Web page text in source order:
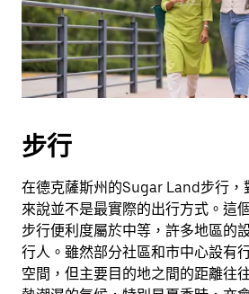
選
擇
日
期。
Esc
鈕
即
可
關
閉
步行
在德克薩斯州的Sugar Land步行，
來說並不是最實際的出行方式。這
步行便利度屬於中等，許多地區的
行人。雖然部分社區和市中心設有
空間，但主要目的地之間的距離往